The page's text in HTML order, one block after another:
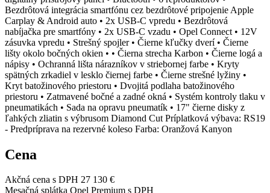
Bezdrôtová integrácia smartfónu cez bezdrôtové pripojenie Apple
Carplay & Android auto • 2x USB-C vpredu • Bezdrôtová
nabíjačka pre smartfóny • 2x USB-C vzadu • Opel Connect • 12V
zásuvka vpredu • Strešný spojler • Čierne kľučky dverí • Čierne
lišty okolo bočných okien • • Čierna strecha Karbon • Čierne logá a
nápisy • Ochranná lišta nárazníkov v striebornej farbe • Kryty
spätných zrkadiel v lesklo čiernej farbe • Čierne strešné lyžiny •
Kryt batožinového priestoru • Dvojitá podlaha batožinového
priestoru • Zatmavené bočné a zadné okná • Systém kontroly tlaku v
pneumatikách • Sada na opravu pneumatík • 17" čierne disky z
ľahkých zliatin s výbrusom Diamond Cut Príplatková výbava: RS19
- Predpríprava na rezervné koleso Farba: Oranžová Kanyon
Cena
Akčná cena s DPH 27 130 €
Mesačná splátka Opel Premium s DPH